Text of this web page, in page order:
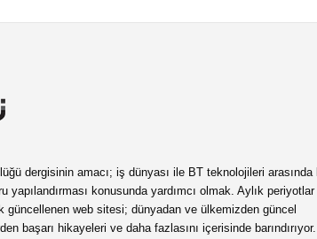
dergisinin amacı; iş dünyası ile BT teknolojileri arasında
yapılandırması konusunda yardımcı olmak. Aylık periyotlar
güncellenen web sitesi; dünyadan ve ülkemizden güncel
başarı hikayeleri ve daha fazlasını içerisinde barındırıyor.